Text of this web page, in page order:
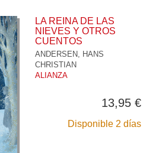
LA REINA DE LAS
NIEVES Y OTROS
CUENTOS
ANDERSEN, HANS
CHRISTIAN
ALIANZA
13,95 €
Disponible 2 días